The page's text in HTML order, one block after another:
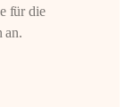
für die
an.